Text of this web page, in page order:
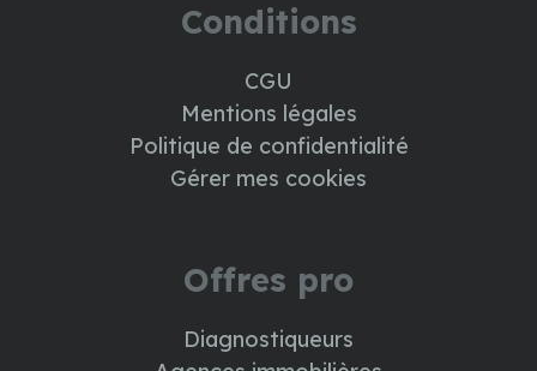
Conditions
CGU
Mentions légales
Politique de confidentialité
Gérer mes cookies
Offres pro
Diagnostiqueurs